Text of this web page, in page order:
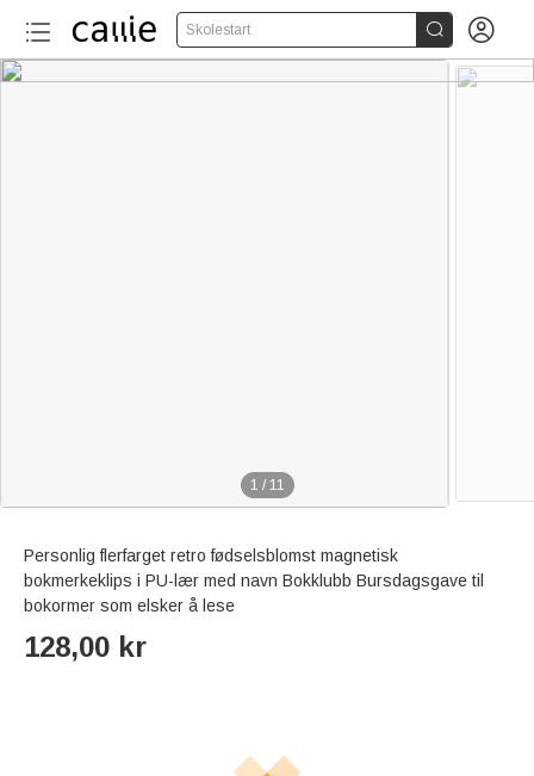
Skolestart  
1 / 11
Personlig flerfarget retro fødselsblomst magnetisk
bokmerkeklips i PU-lær med navn Bokklubb Bursdagsgave til
bokormer som elsker å lese
128,00 kr